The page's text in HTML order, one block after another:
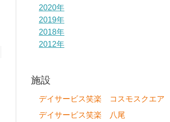
2020年
2019年
2018年
2012年
施設
デイサービス笑楽 コスモスクエア
デイサービス笑楽 八尾